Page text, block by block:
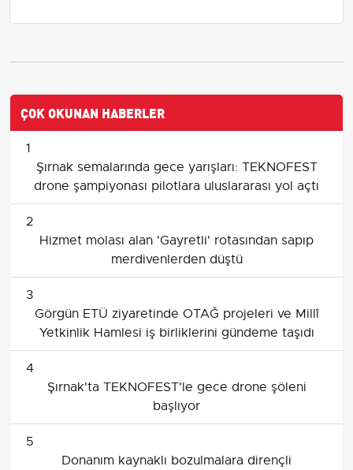
ÇOK OKUNAN HABERLER
1
Şırnak semalarında gece yarışları: TEKNOFEST
drone şampiyonası pilotlara uluslararası yol açtı
2
Hizmet molası alan 'Gayretli' rotasından sapıp
merdivenlerden düştü
3
Görgün ETÜ ziyaretinde OTAĞ projeleri ve Millî
Yetkinlik Hamlesi iş birliklerini gündeme taşıdı
4
Şırnak'ta TEKNOFEST'le gece drone şöleni
başlıyor
5
Donanım kaynaklı bozulmalara dirençli